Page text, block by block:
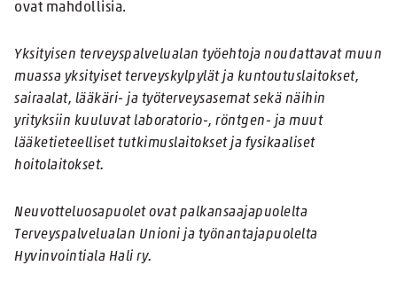
ovat mahdollisia.
Yksityisen terveyspalvelualan työehtoja noudattavat muun
muassa yksityiset terveyskylpylät ja kuntoutuslaitokset,
sairaalat, lääkäri- ja työterveysasemat sekä näihin
yrityksiin kuuluvat laboratorio-, röntgen- ja muut
lääketieteelliset tutkimuslaitokset ja fysikaaliset
hoitolaitokset.
Neuvotteluosapuolet ovat palkansaajapuolelta
Terveyspalvelualan Unioni ja työnantajapuolelta
Hyvinvointiala Hali ry.